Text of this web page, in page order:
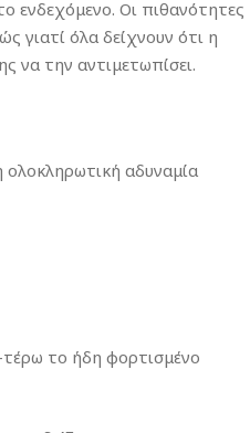
ενδεχόμενο. Οι πιθανότητες
γιατί όλα δείχνουν ότι η
να την αντιμετωπίσει.
αδυναμία
τέρω το ήδη φορτισμένο